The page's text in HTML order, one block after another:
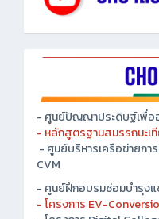
- ศูนย์ปัญญาประดิษฐ์เพื่ออุ
- หลักสูตรฐานสมรรถนะ
- ศูนย์บริหารเครือข่ายกา
CVM
- ศูนย์ฝึกอบรมซ่อมบำรุงแ